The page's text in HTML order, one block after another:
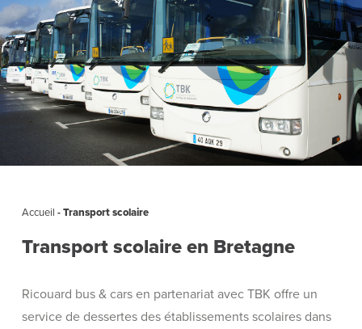
Accueil -Transport scolaire
Transport scolaire en Bretagne
Ricouard bus & cars en partenariat avec TBK offre un
service de dessertes des établissements scolaires dans